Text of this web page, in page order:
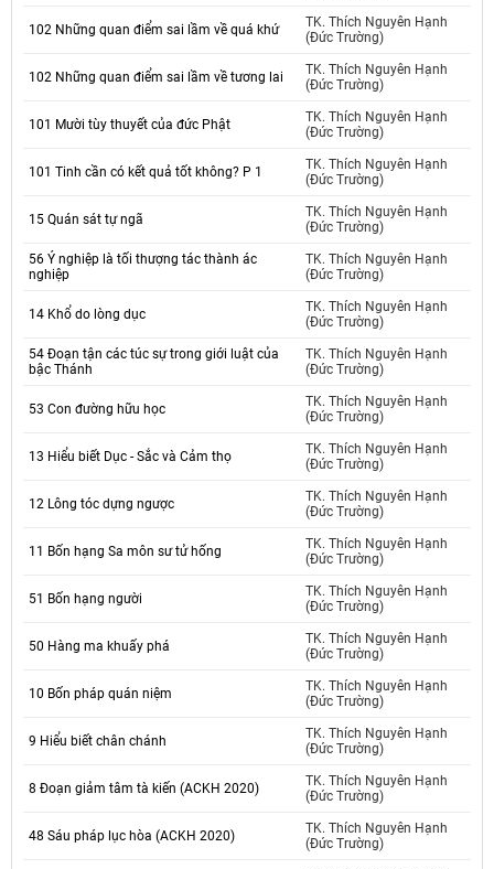
102 Những quan điểm sai lầm về quá khứ
TK. Thích Nguyên Hạnh
(Đức Trường)
102 Những quan điểm sai lầm về tương lai
TK. Thích Nguyên Hạnh
(Đức Trường)
101 Mười tùy thuyết của đức Phật
TK. Thích Nguyên Hạnh
(Đức Trường)
101 Tinh cần có kết quả tốt không? P 1
TK. Thích Nguyên Hạnh
(Đức Trường)
15 Quán sát tự ngã
TK. Thích Nguyên Hạnh
(Đức Trường)
56 Ý nghiệp là tối thượng tác thành ác
nghiệp
TK. Thích Nguyên Hạnh
(Đức Trường)
14 Khổ do lòng dục
TK. Thích Nguyên Hạnh
(Đức Trường)
54 Đoạn tận các túc sự trong giới luật của
bậc Thánh
TK. Thích Nguyên Hạnh
(Đức Trường)
53 Con đường hữu học
TK. Thích Nguyên Hạnh
(Đức Trường)
13 Hiểu biết Dục - Sắc và Cảm thọ
TK. Thích Nguyên Hạnh
(Đức Trường)
12 Lông tóc dựng ngược
TK. Thích Nguyên Hạnh
(Đức Trường)
11 Bốn hạng Sa môn sư tử hống
TK. Thích Nguyên Hạnh
(Đức Trường)
51 Bốn hạng người
TK. Thích Nguyên Hạnh
(Đức Trường)
50 Hàng ma khuấy phá
TK. Thích Nguyên Hạnh
(Đức Trường)
10 Bốn pháp quán niệm
TK. Thích Nguyên Hạnh
(Đức Trường)
9 Hiểu biết chân chánh
TK. Thích Nguyên Hạnh
(Đức Trường)
8 Đoạn giảm tâm tà kiến (ACKH 2020)
TK. Thích Nguyên Hạnh
(Đức Trường)
48 Sáu pháp lục hòa (ACKH 2020)
TK. Thích Nguyên Hạnh
(Đức Trường)